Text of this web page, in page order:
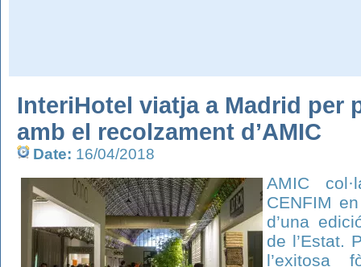
InteriHotel viatja a Madrid per
amb el recolzament d’AMIC
Date: 16/04/2018
AMIC
CENFIM
d’una
de l’Estat.
l’exitosa